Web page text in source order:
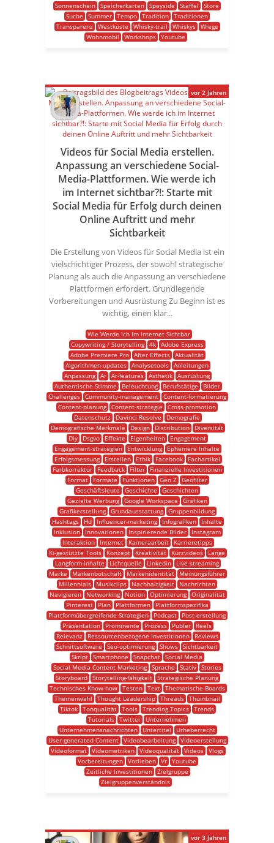
Sonnenschein Speicherkarten Speyside Staffel
Store
Suche
Summer Tempo Tradition Traditionen
Transparenz
Westküste Whisky-trail Whiskys
Wiege
Wohnmobil
Workshops Youtube
Videos für Social Media erstellen.
Anpassung an verschiedene Social-
Media-Plattformen. Wie werde ich
im Internet sichtbar?!: Starte mit
Social Media für Erfolg durch deinen
Online Auftritt und mehr
Sichtbarkeit
Die Erstellung von Videos für Social Media ist ein
vielschichtiger Prozess, der sowohl strategische
Planung als auch die Anpassung an verschiedene
Plattformen erfordert. Grundlegende
Vorbereitungen und Ausrüstung Zu Beginn ist es
wichtig, einen klar...
Wie Werde Ich Im Internet Sichtbar
Copywriting / Storytelling
4k
Adobe Express
Adobe Premiere Pro After Effects Aktualität
Algorithmen-updates Analysetools Anleitungen
Anpassung Ar Ar-features Ästhetik Ausrüstung
Authentische Stimme
Beleuchtung Berufstätige
Bilder
Challenges
Community-management
Content-formatierung
Content-planung Content-strategie
Cross-promotion
Datenschutz
Davinci Resolve
Demografie
Demografische Merkmale
Design Distribution
Diversität
Diy
Dsgvo Effekte Eigenheiten
Engagement
Engagement-strategien
Entwicklung
Ephemere Inhalte
Erfolgsmessung
Erstellen Ethik Facebook
Fachartikel
Farbkorrektur
Feedback Filter
Finanzielle Investitionen
Format
Formate Funktionen Gen Z
Geofilter
Geschäftsleute
Geschichte
Geschichten
Gezielte Werbung
Google Workspace
Grafiken
Grafikerstellung Grundausstattung Gruppenbildung
Hashtags
Hd Influencer-marketing Infografiken
Inhalte
Inklusion
Innovationen Inspirierende Bilder
Instagram
Interaktion
Internet Kameraarbeit
Karrieretipps
Ki-gestützte Tools
Konzept Kreativität Kurzvideos
Lange
Langform-inhalte
Lichtquelle Linkedin
Live-streaming
Marke
Markenbotschaft Markenidentität
Meinungsführer
Millennials
Musikclips Nachhaltigkeit
Nachrichten
Navigieren
Networking Notion Optimierung
Originalität
Pinterest
Plan Plattformen
Plattformspezifika
Plattformübergreifende Strategien
Podcast
Post-erstellung
Präsentation
Prominente Prozess Publer
Reels
Relevanz
Ressourcenbezogene Investitionen
Reviews
Schnittsoftware
Seo-optimierung Shows Sichtbarkeit
Skript Smartphone Snapchat Social Media
Social Media Content Marketing
Sprache Stativ
Stories
Storyboard Storytelling-fähigkeit Strategische Planung
Technisches Know-how
Testen Text
Thematische Boards
Themenwahl
Thought Leadership Threads
Thumbnail
Tiktok Tonqualität Tools Trending Topics Trends
Tutorials Twitter
Unternehmen
Unternehmensnachrichten
Untertitel
Urheberrecht
User-generated Content
Videobearbeitung
Videoerstellung
Videoformat
Videometriken Videoqualität Videos
Vlogs
Vorbereitungen Vorlieben Vr Youtube
Zeitliche Investitionen
Zielgruppe
Zielgruppenverständnis
vor 2 Jahren
vor 3 Jahren